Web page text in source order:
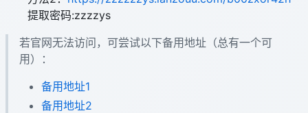
提取密码:zzzzys
若官网无法访问，可尝试以下备用地址（总有一个可
用）：
备用地址1
备用地址2